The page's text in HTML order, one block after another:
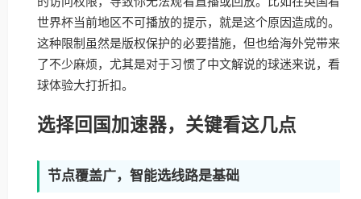
世界杯当前地区不可播放的提示，就是这个原因造成的。
这种限制虽然是版权保护的必要措施，但也给海外党带来
了不少麻烦，尤其是对于习惯了中文解说的球迷来说，看
球体验大打折扣。
选择回国加速器，关键看这几点
节点覆盖广，智能选线路是基础